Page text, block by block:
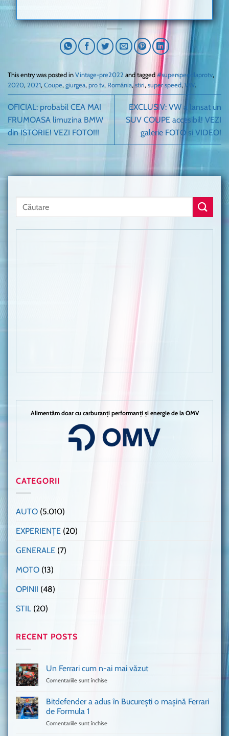
This entry was posted in Vintage-pre2022 and tagged #superspeedlaprotv,
2020, 2021, Coupe, giurgea, pro tv, România,stiri, super speed,VW.
OFICIAL: probabil CEA MAI
FRUMOASA limuzina BMW
din ISTORIE! VEZI FOTO!!!
EXCLUSIV: VW a lansat un
SUV COUPE accesibil! VEZI
galerie FOTO si VIDEO!
Alimentăm doar cu carburanți performanți și energie de la OMV
CATEGORII
AUTO (5.010)
EXPERIENȚE (20)
GENERALE (7)
MOTO (13)
OPINII (48)
STIL (20)
RECENT POSTS
Un Ferrari cum n-ai mai văzut
Comentariile sunt închise
Ferrari
cum
Bitdefender a adus în București o mașină Ferrari
de Formula 1
Comentariile sunt închise